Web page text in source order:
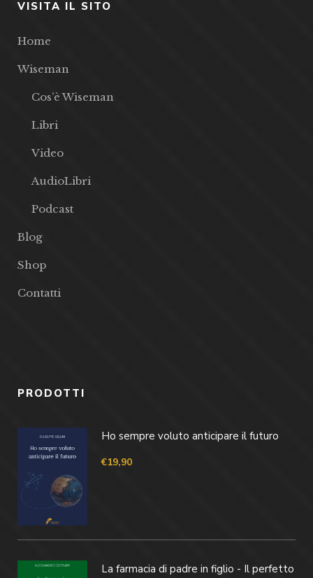
VISITA IL SITO
Home
Wiseman
Cos’è Wiseman
Libri
Video
AudioLibri
Podcast
Blog
Shop
Contatti
PRODOTTI
Ho sempre voluto anticipare il futuro
€19,90
La farmacia di padre in figlio - Il perfetto